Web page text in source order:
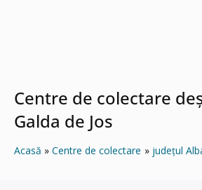
Centre de colectare
Galda de Jos
Acasă Centre de colectare județul